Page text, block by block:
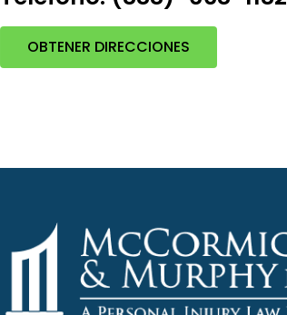
OBTENER DIRECCIONES